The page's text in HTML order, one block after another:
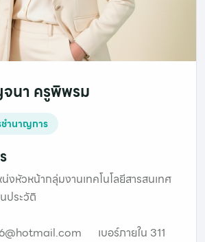
นา ครูพิพรม
ำนาญการ
งหัวหน้ากลุ่มงานเทคโนโลยีสารสนเทศ
ประวัติ
เบอร์ภายใน 311